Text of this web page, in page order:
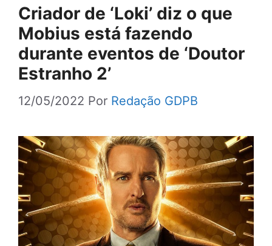
Criador de ‘Loki’ diz o que
Mobius está fazendo
durante eventos de ‘Doutor
Estranho 2’
12/05/2022 Por Redação GDPB